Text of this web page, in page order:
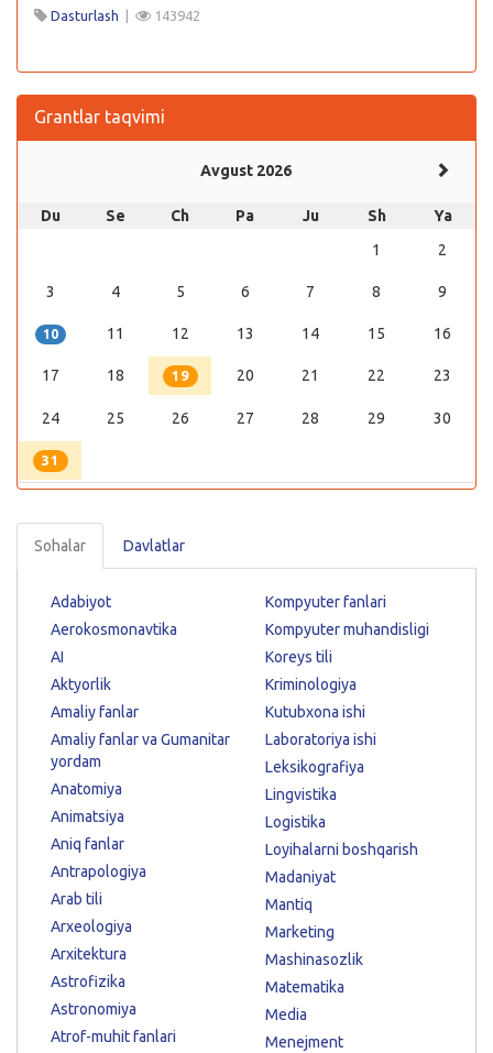
Dasturlash | 143942
Grantlar taqvimi
Avgust 2026
Du Se Ch Pa Ju Sh
Ya
1
2
3 4 5 6 7 8 9
10 11 12 13 14 15 16
17 18 19 20 21 22 23
24 25 26 27 28 29 30
31
Sohalar Davlatlar
Adabiyot
Aerokosmonavtika
AI
Aktyorlik
Amaliy fanlar
Amaliy fanlar va Gumanitar
yordam
Anatomiya
Animatsiya
Aniq fanlar
Antrapologiya
Arab tili
Arxeologiya
Arxitektura
Astrofizika
Astronomiya
Atrof-muhit fanlari
Kompyuter fanlari
Kompyuter muhandisligi
Koreys tili
Kriminologiya
Kutubxona ishi
Laboratoriya ishi
Leksikografiya
Lingvistika
Logistika
Loyihalarni boshqarish
Madaniyat
Mantiq
Marketing
Mashinasozlik
Matematika
Media
Menejment